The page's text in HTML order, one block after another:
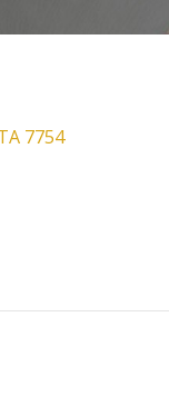
7754